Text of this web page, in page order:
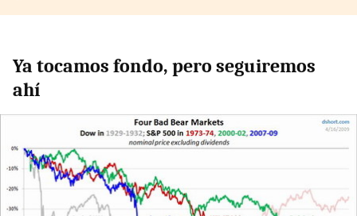
Ya tocamos fondo, pero seguiremos
ahí